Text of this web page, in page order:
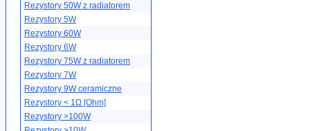
Rezystory 50W z radiatorem
Rezystory 5W
Rezystory 60W
Rezystory 6W
Rezystory 75W z radiatorem
Rezystory 7W
Rezystory 9W ceramiczne
Rezystory < 1Ω [Ohm]
Rezystory >100W